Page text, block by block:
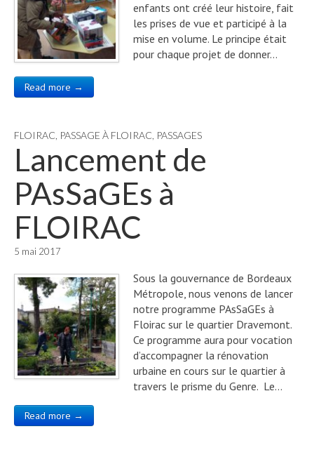
enfants ont créé leur histoire, fait
les prises de vue et participé à la
mise en volume. Le principe était
pour chaque projet de donner…
Read more →
FLOIRAC PASSAGE À FLOIRAC PASSAGES
Lancement de
PAsSaGEs à
FLOIRAC
5 mai 2017
Sous la gouvernance de Bordeaux
Métropole, nous venons de lancer
notre programme PAsSaGEs à
Floirac sur le quartier Dravemont.
Ce programme aura pour vocation
d’accompagner la rénovation
urbaine en cours sur le quartier à
travers le prisme du Genre. Le…
Read more →